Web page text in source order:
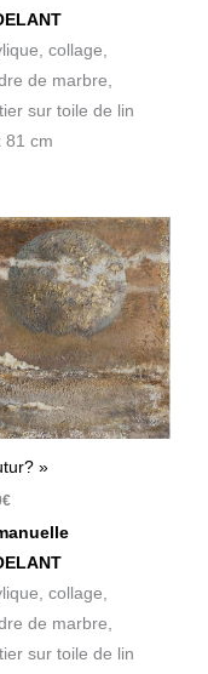
collage,
de marbre,
sur toile de lin
81 cm
»
€
collage,
de marbre,
sur toile de lin